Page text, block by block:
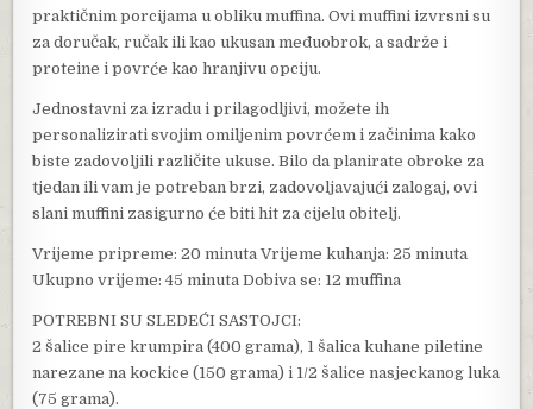
praktičnim porcijama u obliku muffina. Ovi muffini izvrsni su
za doručak, ručak ili kao ukusan međuobrok, a sadrže i
proteine ​​i povrće kao hranjivu opciju.
Jednostavni za izradu i prilagodljivi, možete ih
personalizirati svojim omiljenim povrćem i začinima kako
biste zadovoljili različite ukuse. Bilo da planirate obroke za
tjedan ili vam je potreban brzi, zadovoljavajući zalogaj, ovi
slani muffini zasigurno će biti hit za cijelu obitelj.
Vrijeme pripreme: 20 minuta Vrijeme kuhanja: 25 minuta
Ukupno vrijeme: 45 minuta Dobiva se: 12 muffina
POTREBNI SU SLEDEĆI SASTOJCI:
2 šalice pire krumpira (400 grama), 1 šalica kuhane piletine
narezane na kockice (150 grama) i 1/2 šalice nasjeckanog luka
(75 grama).